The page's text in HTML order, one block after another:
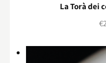
La Torà dei
€